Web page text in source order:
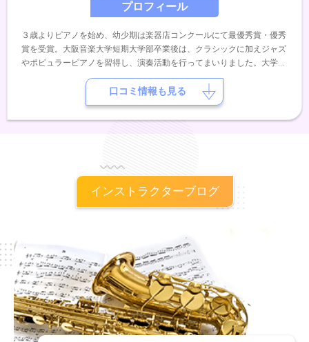
プロフィール
３歳よりピアノを始め、幼少期は楽器店コンクールにて最優秀賞・優秀
賞を受賞。大阪音楽大学短期大学部卒業後は、クラシックに加えジャズ
やポピュラーピアノを習得し、演奏活動を行ってまいりました。大学時
代、挫折を経験したことで「技術以上に、心をピアノで表現すること」
の尊さを深く実感。現在はヒーリング音楽の学びを活かし、TikTok等
で癒しの音楽を発信しています。私のレッスンでは、生徒様一人ひとり
のピアノへの想いや感情がそのまま音に繋がる「心を表現するレッス
ン」を大切にしています。音楽を通じて心が豊かになる喜びを、一緒に
口コミ情報も見る
インストラクターブログ